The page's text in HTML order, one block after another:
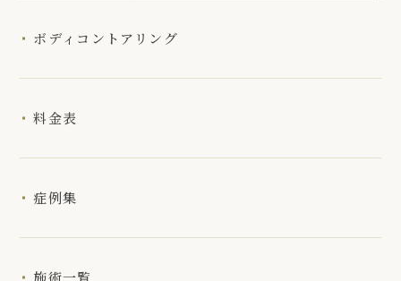
ボディコントアリング
料金表
症例集
施術一覧